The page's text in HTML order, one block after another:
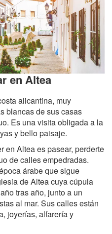
en Altea
alicantina, muy
blancas de sus casas
Es una visita obligada a la
y bello paisaje.
en Altea es pasear, perderte
de calles empedradas.
árabe que sigue
de Altea cuya cúpula
tras año, junto a un
al mar. Sus calles están
joyerías, alfarería y